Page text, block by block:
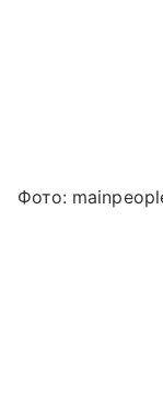
Фото: